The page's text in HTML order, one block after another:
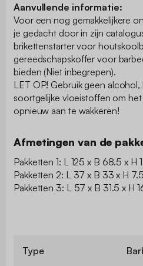
Aanvullende informatie:
Voor een nog gemakkelijkere
je gedacht door in zijn
brikettenstarter voor
gereedschapskoffer voor
bieden (Niet inbegrepen).
LET OP! Gebruik geen
soortgelijke vloeistoffen om
opnieuw aan te wakkeren!
Afmetingen van de
Pakketten 1: L 125 x B 68.5 x H
Pakketten 2: L 37 x B 33 x H
Pakketten 3: L 57 x B 31.5 x H
Type